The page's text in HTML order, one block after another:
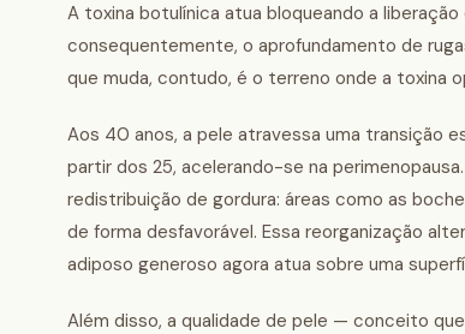
A toxina botulínica atua bloqueando a
consequentemente, o aprofundamento de
que muda, contudo, é o terreno onde a toxina
Aos 40 anos, a pele atravessa uma transição
partir dos 25, acelerando-se na
redistribuição de gordura: áreas como as
de forma desfavorável. Essa reorganização
adiposo generoso agora atua sobre uma
Além disso, a qualidade de pele — conceito